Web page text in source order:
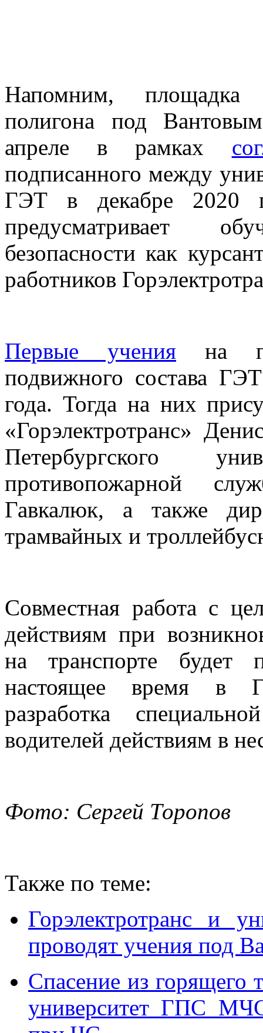
Напомним, площадка
полигона под
апреле в рамках
подписанного между
ГЭТ в декабре 2020
предусматривает
безопасности как
работников
Первые учения на
подвижного состава
года. Тогда на них
«Горэлектротранс»
Петербургского
противопожарной
Гавкалюк, а также
трамвайных и
Совместная работа с
действиям при
на транспорте будет
настоящее время в
разработка
водителей действиям в
Фото: Сергей Торопов
Также по теме:
Горэлектротранс и
проводят учения под
Спасение из горящего
университет ГПС МЧС